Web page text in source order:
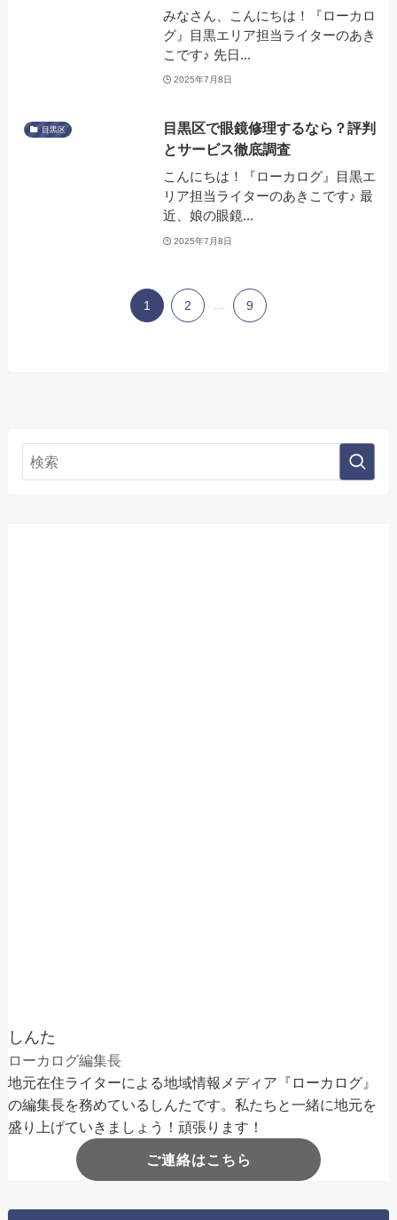
みなさん、こんにちは！『ローカロ
グ』目黒エリア担当ライターのあき
こです♪ 先日...
2025年7月8日
目黒区
目黒区で眼鏡修理するなら？評判
とサービス徹底調査
こんにちは！『ローカログ』目黒エ
リア担当ライターのあきこです♪ 最
近、娘の眼鏡...
2025年7月8日
1 2 9
しんた
ローカログ編集長
地元在住ライターによる地域情報メディア『ローカログ』
の編集長を務めているしんたです。私たちと一緒に地元を
盛り上げていきましょう！頑張ります！
ご連絡はこちら